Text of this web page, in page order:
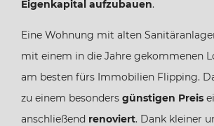
Eigenkapital aufzubauen.
Eine Wohnung mit alten
mit einem in die Jahre gekommenen
am besten fürs Immobilien Flipping.
zu einem besonders günstigen Preis
anschließend renoviert. Dank kleiner